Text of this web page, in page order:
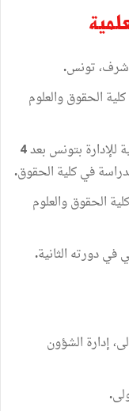
شرف،تونس.
كلية الحقوقوالعلوم
للإدارة بتونس بعد
فيكلية الحقوق.
كلية الحقوقوالعلوم
فيدورته الثانية.
إدارة الشؤون
.